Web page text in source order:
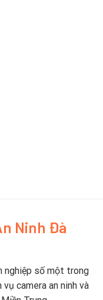
Ninh Đà
nghiệp số một trong
camera an ninh và